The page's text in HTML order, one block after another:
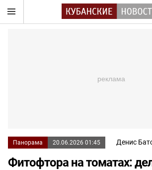
Панорама 20.06.2026 01:45 Денис
Фитофтора на томатах: